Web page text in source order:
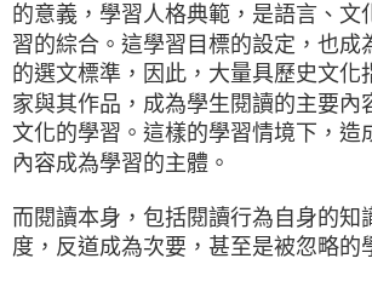
的意義，學習人格典範，是語言、文
習的綜合。這學習目標的設定，也成
的選文標準，因此，大量具歷史文化
家與其作品，成為學生閱讀的主要內
文化的學習。這樣的學習情境下，造
內容成為學習的主體。
而閱讀本身，包括閱讀行為自身的知
度，反道成為次要，甚至是被忽略的